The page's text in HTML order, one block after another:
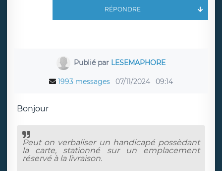
RÉPONDRE
Publié par LESEMAPHORE
1993 messages 07/11/2024 09:14
Bonjour
Peut on verbaliser un handicapé possèdant
la carte, stationné sur un emplacement
réservé à la livraison.